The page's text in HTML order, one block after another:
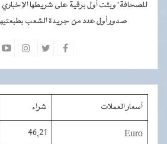
للصحافة" وبثت أول برقية على شريطها الإخباري
صدور أول عدد من جريدة الشعب بطبعتيها
أسعار العملات شراء
Euro
46,21